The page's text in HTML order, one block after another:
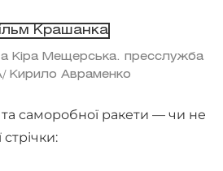
Кіра Мещерська. пресслужба
Кирило Авраменко
саморобної ракети — чи не